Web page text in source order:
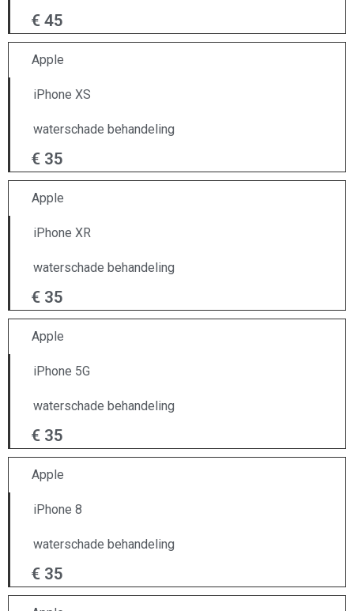
€ 45
Apple
iPhone XS
waterschade behandeling
€ 35
Apple
iPhone XR
waterschade behandeling
€ 35
Apple
iPhone 5G
waterschade behandeling
€ 35
Apple
iPhone 8
waterschade behandeling
€ 35